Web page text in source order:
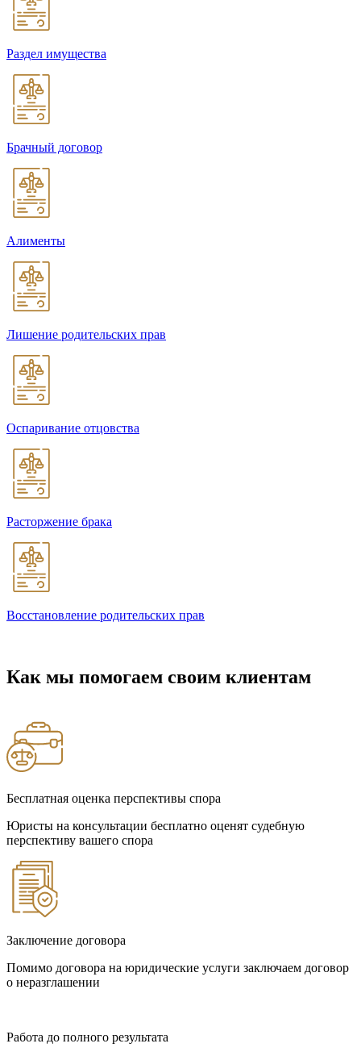
Раздел имущества
Брачный договор
Алименты
Лишение родительских прав
Оспаривание отцовства
Расторжение брака
Восстановление родительских прав
Как мы помогаем своим клиентам
Бесплатная оценка перспективы спора
Юристы на консультации бесплатно оценят судебную
перспективу вашего спора
Заключение договора
Помимо договора на юридические услуги заключаем договор
о неразглашении
Работа до полного результата